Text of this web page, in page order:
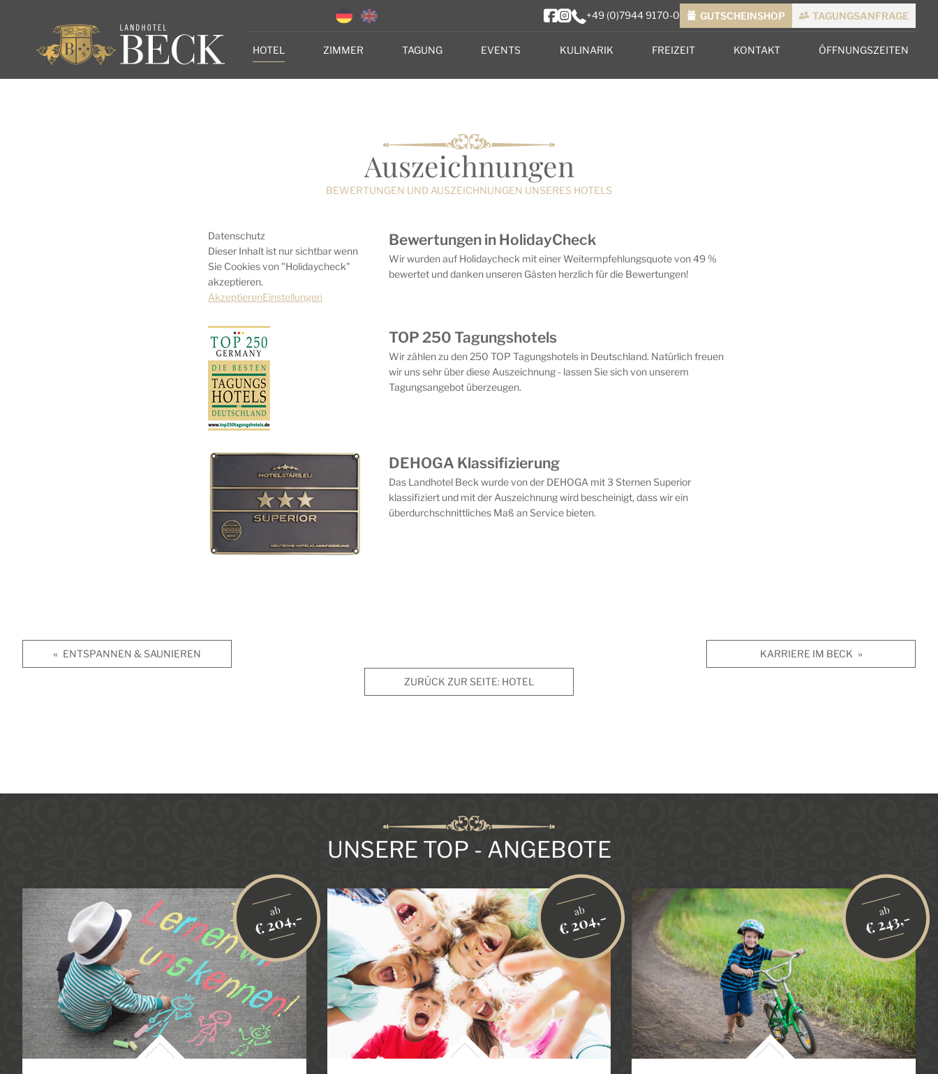
+49 (0)7944 9170-0 GUTSCHEINSHOP TAGUNGSANFRAGE
HOTEL ZIMMER TAGUNG EVENTS KULINARIK FREIZEIT KONTAKT ÖFFNUNGSZEITEN
Auszeichnungen
BEWERTUNGEN UND AUSZEICHNUNGEN UNSERES HOTELS
Datenschutz
Dieser Inhalt ist nur sichtbar wenn
Sie Cookies von "Holidaycheck"
akzeptieren.
AkzeptierenEinstellungen
Bewertungen in HolidayCheck
Wir wurden auf Holidaycheck mit einer Weitermpfehlungsquote von 49 %
bewertet und danken unseren Gästen herzlich für die Bewertungen!
TOP 250 Tagungshotels
Wir zählen zu den 250 TOP Tagungshotels in Deutschland. Natürlich freuen
wir uns sehr über diese Auszeichnung - lassen Sie sich von unserem
Tagungsangebot überzeugen.
DEHOGA Klassifizierung
Das Landhotel Beck wurde von der DEHOGA mit 3 Sternen Superior
klassifiziert und mit der Auszeichnung wird bescheinigt, dass wir ein
überdurchschnittliches Maß an Service bieten.
« ENTSPANNEN & SAUNIEREN KARRIERE IM BECK »
ZURÜCK ZUR SEITE: HOTEL
UNSERE TOP - ANGEBOTE
ab
€ 204,- ab
€ 204,- ab
€ 243,-